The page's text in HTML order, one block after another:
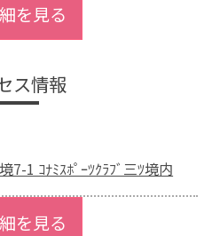
を見る
ス情報
7-1 ｺﾅﾐｽﾎﾟｰﾂｸﾗﾌﾞ三ﾂ境内
を見る